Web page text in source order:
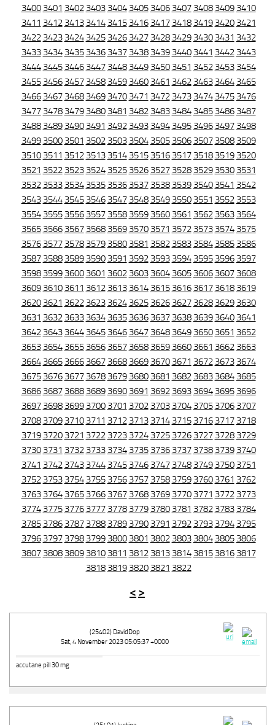
3400 3401 3402 3403 3404 3405 3406 3407 3408 3409 3410
3411 3412 3413 3414 3415 3416 3417 3418 3419 3420 3421
3422 3423 3424 3425 3426 3427 3428 3429 3430 3431 3432
3433 3434 3435 3436 3437 3438 3439 3440 3441 3442 3443
3444 3445 3446 3447 3448 3449 3450 3451 3452 3453 3454
3455 3456 3457 3458 3459 3460 3461 3462 3463 3464 3465
3466 3467 3468 3469 3470 3471 3472 3473 3474 3475 3476
3477 3478 3479 3480 3481 3482 3483 3484 3485 3486 3487
3488 3489 3490 3491 3492 3493 3494 3495 3496 3497 3498
3499 3500 3501 3502 3503 3504 3505 3506 3507 3508 3509
3510 3511 3512 3513 3514 3515 3516 3517 3518 3519 3520
3521 3522 3523 3524 3525 3526 3527 3528 3529 3530 3531
3532 3533 3534 3535 3536 3537 3538 3539 3540 3541 3542
3543 3544 3545 3546 3547 3548 3549 3550 3551 3552 3553
3554 3555 3556 3557 3558 3559 3560 3561 3562 3563 3564
3565 3566 3567 3568 3569 3570 3571 3572 3573 3574 3575
3576 3577 3578 3579 3580 3581 3582 3583 3584 3585 3586
3587 3588 3589 3590 3591 3592 3593 3594 3595 3596 3597
3598 3599 3600 3601 3602 3603 3604 3605 3606 3607 3608
3609 3610 3611 3612 3613 3614 3615 3616 3617 3618 3619
3620 3621 3622 3623 3624 3625 3626 3627 3628 3629 3630
3631 3632 3633 3634 3635 3636 3637 3638 3639 3640 3641
3642 3643 3644 3645 3646 3647 3648 3649 3650 3651 3652
3653 3654 3655 3656 3657 3658 3659 3660 3661 3662 3663
3664 3665 3666 3667 3668 3669 3670 3671 3672 3673 3674
3675 3676 3677 3678 3679 3680 3681 3682 3683 3684 3685
3686 3687 3688 3689 3690 3691 3692 3693 3694 3695 3696
3697 3698 3699 3700 3701 3702 3703 3704 3705 3706 3707
3708 3709 3710 3711 3712 3713 3714 3715 3716 3717 3718
3719 3720 3721 3722 3723 3724 3725 3726 3727 3728 3729
3730 3731 3732 3733 3734 3735 3736 3737 3738 3739 3740
3741 3742 3743 3744 3745 3746 3747 3748 3749 3750 3751
3752 3753 3754 3755 3756 3757 3758 3759 3760 3761 3762
3763 3764 3765 3766 3767 3768 3769 3770 3771 3772 3773
3774 3775 3776 3777 3778 3779 3780 3781 3782 3783 3784
3785 3786 3787 3788 3789 3790 3791 3792 3793 3794 3795
3796 3797 3798 3799 3800 3801 3802 3803 3804 3805 3806
3807 3808 3809 3810 3811 3812 3813 3814 3815 3816 3817
3818 3819 3820 3821 3822
< >
(25402) DavidDop
Sat, 4 November 2023 05:05:37 +0000
accutane pill 30 mg